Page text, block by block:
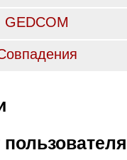
GEDCOM
пользователя